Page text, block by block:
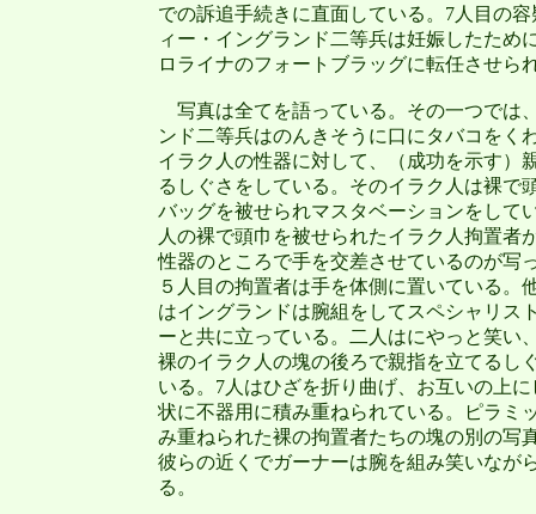
での訴追手続きに直面している。7人目の
ィー・イングランド二等兵は妊娠したため
ロライナのフォートブラッグに転任させら
写真は全てを語っている。その一つでは
ンド二等兵はのんきそうに口にタバコをく
イラク人の性器に対して、（成功を示す）
るしぐさをしている。そのイラク人は裸で
バッグを被せられマスタベーションをして
人の裸で頭巾を被せられたイラク人拘置者
性器のところで手を交差させているのが写
５人目の拘置者は手を体側に置いている。
はイングランドは腕組をしてスペシャリス
ーと共に立っている。二人はにやっと笑い
裸のイラク人の塊の後ろで親指を立てるし
いる。7人はひざを折り曲げ、お互いの上
状に不器用に積み重ねられている。ピラミ
み重ねられた裸の拘置者たちの塊の別の写
彼らの近くでガーナーは腕を組み笑いなが
る。